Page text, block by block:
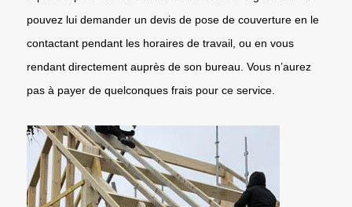
pouvez lui demander un devis de pose de couverture en le
contactant pendant les horaires de travail, ou en vous
rendant directement auprès de son bureau. Vous n’aurez
pas à payer de quelconques frais pour ce service.